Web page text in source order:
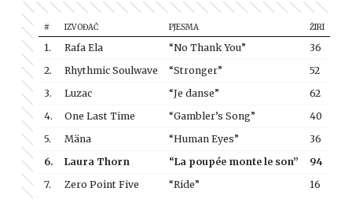
# IZVOĐAČ PJESMA ŽIRI
1. Rafa Ela “No Thank You” 36
2.
Rhythmic Soulwave “Stronger” 52
3.
Luzac “Je danse” 62
4.
One Last Time “Gambler’s Song” 40
5.
Mäna “Human Eyes” 36
6.
Laura Thorn “La poupée monte le son” 94
7.
Zero Point Five “Ride” 16